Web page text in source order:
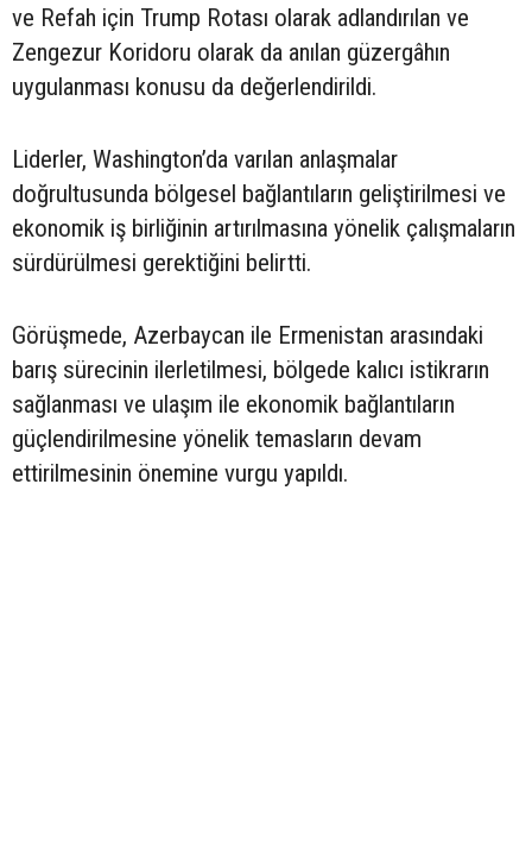
ve Refah için Trump Rotası olarak adlandırılan ve
Zengezur Koridoru olarak da anılan güzergâhın
uygulanması konusu da değerlendirildi.
Liderler, Washington’da varılan anlaşmalar
doğrultusunda bölgesel bağlantıların geliştirilmesi ve
ekonomik iş birliğinin artırılmasına yönelik çalışmaların
sürdürülmesi gerektiğini belirtti.
Görüşmede, Azerbaycan ile Ermenistan arasındaki
barış sürecinin ilerletilmesi, bölgede kalıcı istikrarın
sağlanması ve ulaşım ile ekonomik bağlantıların
güçlendirilmesine yönelik temasların devam
ettirilmesinin önemine vurgu yapıldı.